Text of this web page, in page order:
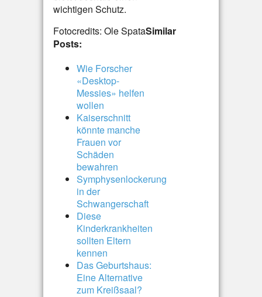
wichtigen Schutz.
Fotocredits: Ole SpataSimilar
Posts:
Wie Forscher
«Desktop-
Messies» helfen
wollen
Kaiserschnitt
könnte manche
Frauen vor
Schäden
bewahren
Symphysenlockerung
in der
Schwangerschaft
Diese
Kinderkrankheiten
sollten Eltern
kennen
Das Geburtshaus:
Eine Alternative
zum Kreißsaal?